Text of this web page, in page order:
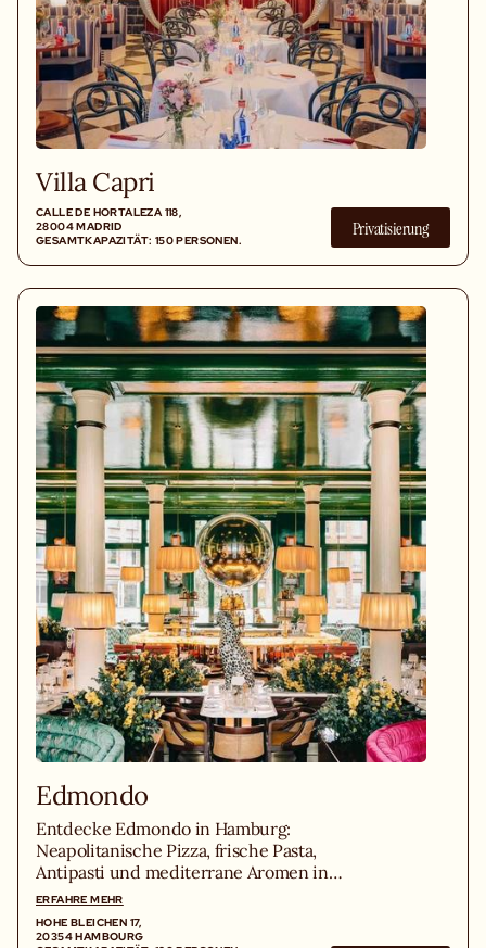
Villa Capri
CALLE DE HORTALEZA 118,
28004 MADRID
GESAMTKAPAZITÄT: 150 PERSONEN.
Privatisierung
Edmondo
Entdecke Edmondo in Hamburg:
Neapolitanische Pizza, frische Pasta,
Antipasti und mediterrane Aromen in
einzigartigem Ambiente.
ERFAHRE MEHR
HOHE BLEICHEN 17,
20354 HAMBOURG